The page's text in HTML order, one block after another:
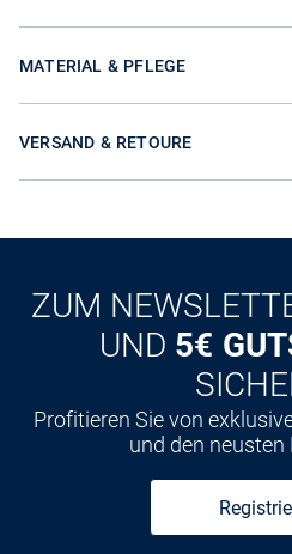
MATERIAL & PFLEGE
VERSAND & RETOURE
ZUM
UND 5€
Profitieren Sie von
und den